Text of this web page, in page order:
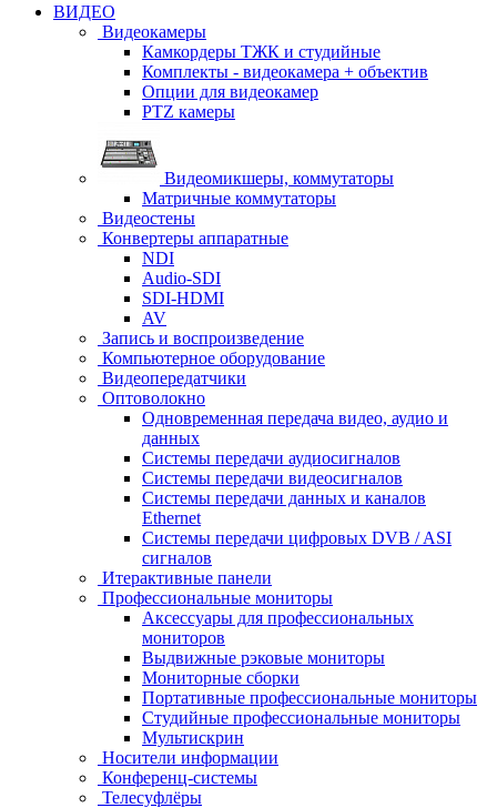
ВИДЕО
Видеокамеры
Камкордеры ТЖК и студийные
Комплекты - видеокамера + объектив
Опции для видеокамер
PTZ камеры
Видеомикшеры, коммутаторы
Матричные коммутаторы
Видеостены
Конвертеры аппаратные
NDI
Audio-SDI
SDI-HDMI
AV
Запись и воспроизведение
Компьютерное оборудование
Видеопередатчики
Оптоволокно
Одновременная передача видео, аудио и
данных
Системы передачи аудиосигналов
Системы передачи видеосигналов
Системы передачи данных и каналов
Ethernet
Системы передачи цифровых DVB / ASI
сигналов
Итерактивные панели
Профессиональные мониторы
Аксессуары для профессиональных
мониторов
Выдвижные рэковые мониторы
Мониторные сборки
Портативные профессиональные мониторы
Студийные профессиональные мониторы
Мультискрин
Носители информации
Конференц-системы
Телесуфлёры